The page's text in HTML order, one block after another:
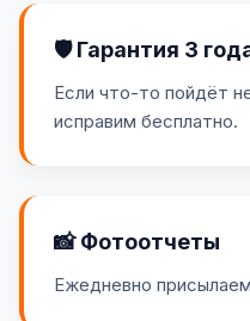
🛡️ Гарантия 3
Если что-то пойдёт
исправим бесплатно.
📸 Фотоотчеты
Ежедневно